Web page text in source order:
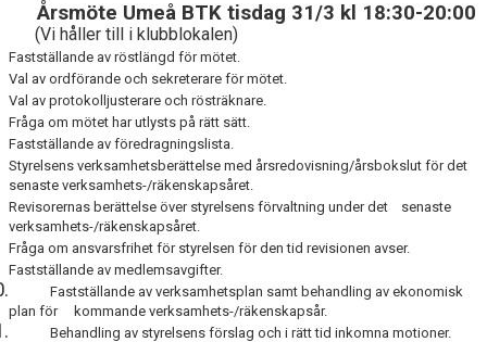
Årsmöte Umeå BTK tisdag 31/3 kl 18:30-20:00
(Vi håller till i klubblokalen)
Fastställande av röstlängd för mötet.
Val av ordförande och sekreterare för mötet.
Val av protokolljusterare och rösträknare.
Fråga om mötet har utlysts på rätt sätt.
Fastställande av föredragningslista.
Styrelsens verksamhetsberättelse med årsredovisning/årsbokslut för det
senaste verksamhets-/räkenskapsåret.
Revisorernas berättelse över styrelsens förvaltning under det
senaste
verksamhets-/räkenskapsåret.
Fråga om ansvarsfrihet för styrelsen för den tid revisionen avser.
Fastställande av medlemsavgifter.
Fastställande av verksamhetsplan samt behandling av ekonomisk
plan för
kommande verksamhets-/räkenskapsår.
Behandling av styrelsens förslag och i rätt tid inkomna motioner.